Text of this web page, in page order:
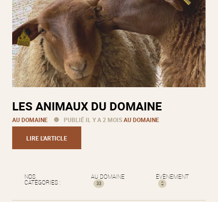
LES ANIMAUX DU DOMAINE
AU DOMAINE PUBLIÉ IL Y A 2 MOISAU DOMAINE
LIRE L'ARTICLE
NOS
CATÉGORIES :
AU DOMAINE
33
ÉVÈNEMENT
2